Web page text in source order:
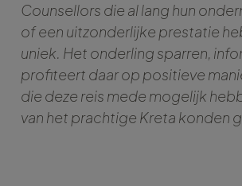
Counsellors die al lang hun
of een uitzonderlijke prestatie
uniek. Het onderling sparren,
profiteert daar op positieve
die deze reis mede mogelijk
van het prachtige Kreta konden